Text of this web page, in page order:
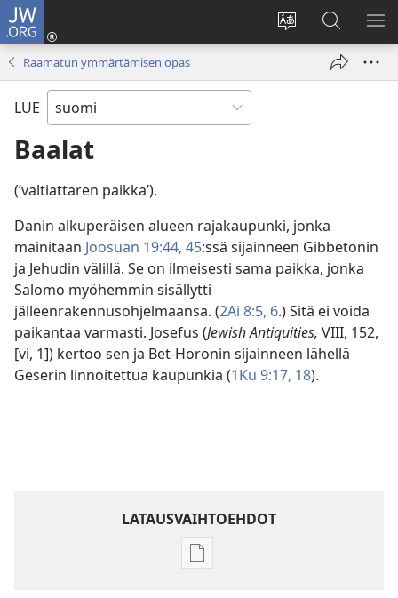
JW.ORG
Vaihda
sivuston
Kirjaudu
(avaa
Hae
JW.ORG-
sivustolta
Raamatun ymmärtämisen opas
LUE
Baalat
(’valtiattaren paikka’).
Danin alkuperäisen alueen rajakaupunki, jonka
mainitaan Joosuan 19:44, 45:ssä sijainneen Gibbetonin
ja Jehudin välillä. Se on ilmeisesti sama paikka, jonka
Salomo myöhemmin sisällytti
jälleenrakennusohjelmaansa. (2Ai 8:5, 6.) Sitä ei voida
paikantaa varmasti. Josefus (Jewish Antiquities, VIII, 152,
[vi, 1]) kertoo sen ja Bet-Horonin sijainneen lähellä
Geserin linnoitettua kaupunkia (1Ku 9:17, 18).
LATAUSVAIHTOEHDOT
Julkaisujen